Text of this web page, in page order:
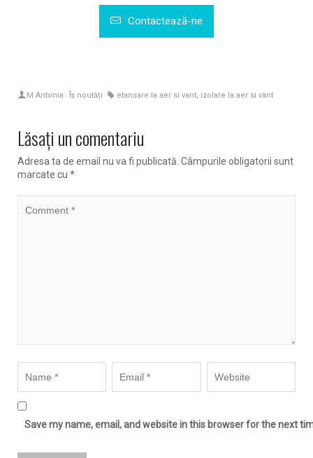
Contactează-ne
M Antonia noutăți etansare la aer si vant, izolare la aer si vant
Lăsaţi un comentariu
Adresa ta de email nu va fi publicată. Câmpurile obligatorii sunt
marcate cu *
Save my name, email, and website in this browser for the next